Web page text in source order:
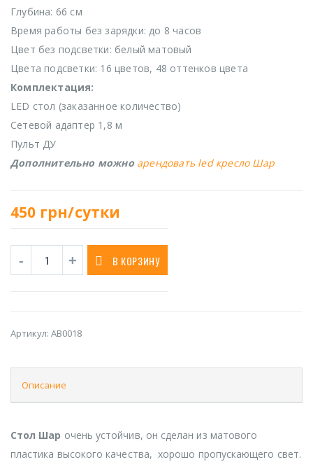
Глубина: 66 см
Время работы без зарядки: до 8 часов
Цвет без подсветки: белый матовый
Цвета подсветки: 16 цветов, 48 оттенков цвета
Комплектация:
LED стол (заказанное количество)
Сетевой адаптер 1,8 м
Пульт ДУ
Дополнительно можно арендовать led кресло Шар
450 грн/сутки
В КОРЗИНУ
Артикул: AB0018
Описание
Стол Шар очень устойчив, он сделан из матового
пластика высокого качества, хорошо пропускающего свет.